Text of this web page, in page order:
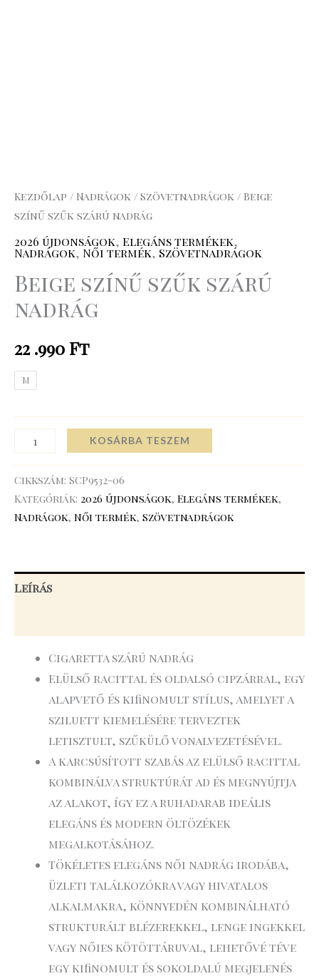
Kezdőlap / Nadrágok / Szövetnadrágok / Beige
színű szűk szárú nadrág
2026 újdonságok, Elegáns termékek,
Nadrágok, Női termék, Szövetnadrágok
Beige színű szűk szárú
nadrág
22 .990 Ft
M
KOSÁRBA TESZEM
Cikkszám: SCP9532-06
Kategóriák: 2026 újdonságok, Elegáns termékek,
Nadrágok, Női termék, Szövetnadrágok
Leírás
Cigaretta szárú nadrág
Elülső racittal és oldalsó cipzárral, egy
alapvető és kifinomult stílus, amelyet a
sziluett kiemelésére terveztek
letisztult, szűkülő vonalvezetésével.
A karcsúsított szabás az elülső racittal
kombinálva struktúrát ad és megnyújtja
az alakot, így ez a ruhadarab ideális
elegáns és modern öltözékek
megalkotásához.
Tökéletes elegáns női nadrág irodába,
üzleti találkozókra vagy hivatalos
alkalmakra, könnyedén kombinálható
strukturált blézerekkel, lenge ingekkel
vagy nőies kötöttáruval, lehetővé téve
egy kifinomult és sokoldalú megjelenés